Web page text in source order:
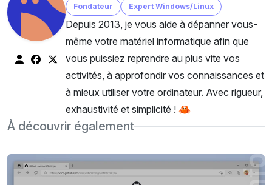
Fondateur Expert Windows/Linux
Depuis 2013, je vous aide à dépanner vous-
même votre matériel informatique afin que
vous puissiez reprendre au plus vite vos
activités, à approfondir vos connaissances et
à mieux utiliser votre ordinateur. Avec rigueur,
exhaustivité et simplicité ! 🦀
À découvrir également